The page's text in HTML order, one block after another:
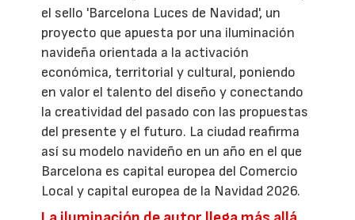
el sello 'Barcelona Luces de Navidad', un
proyecto que apuesta por una iluminación
navideña orientada a la activación
económica, territorial y cultural, poniendo
en valor el talento del diseño y conectando
la creatividad del pasado con las propuestas
del presente y el futuro. La ciudad reafirma
así su modelo navideño en un año en el que
Barcelona es capital europea del Comercio
Local y capital europea de la Navidad 2026.